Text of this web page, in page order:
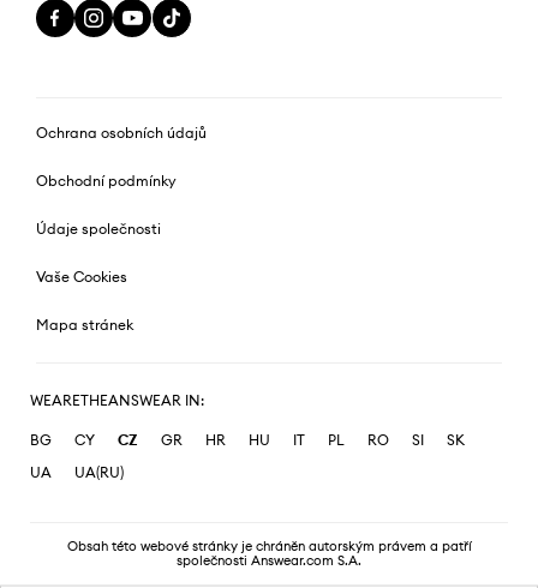
Ochrana osobních údajů
Obchodní podmínky
Údaje společnosti
Vaše Cookies
Mapa stránek
WEARETHEANSWEAR IN:
BG CY CZ GR HR HU IT PL RO SI
SK
UA
UA(RU)
Obsah této webové stránky je chráněn autorským právem a patří
společnosti Answear.com S.A.